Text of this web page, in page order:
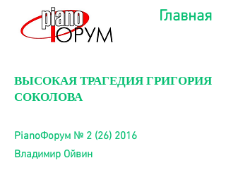
Главная
ВЫСОКАЯ ТРАГЕДИЯ ГРИГОРИЯ
СОКОЛОВА
PianoФорум № 2 (26) 2016
Владимир Ойвин